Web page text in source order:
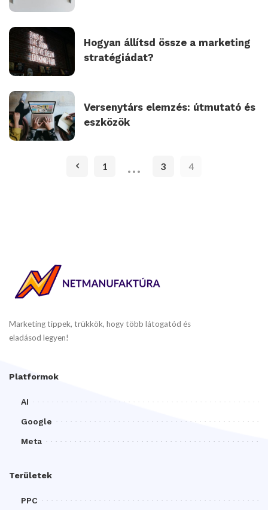
Hogyan állítsd össze a marketing
stratégiádat?
Versenytárs elemzés: útmutató és
eszközök
1 … 3 4
Marketing tippek, trükkök, hogy több látogatód és
eladásod legyen!
Platformok
AI
Google
Meta
Területek
PPC